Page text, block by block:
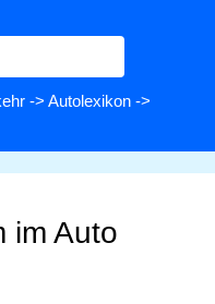
-> Autolexikon ->
im Auto